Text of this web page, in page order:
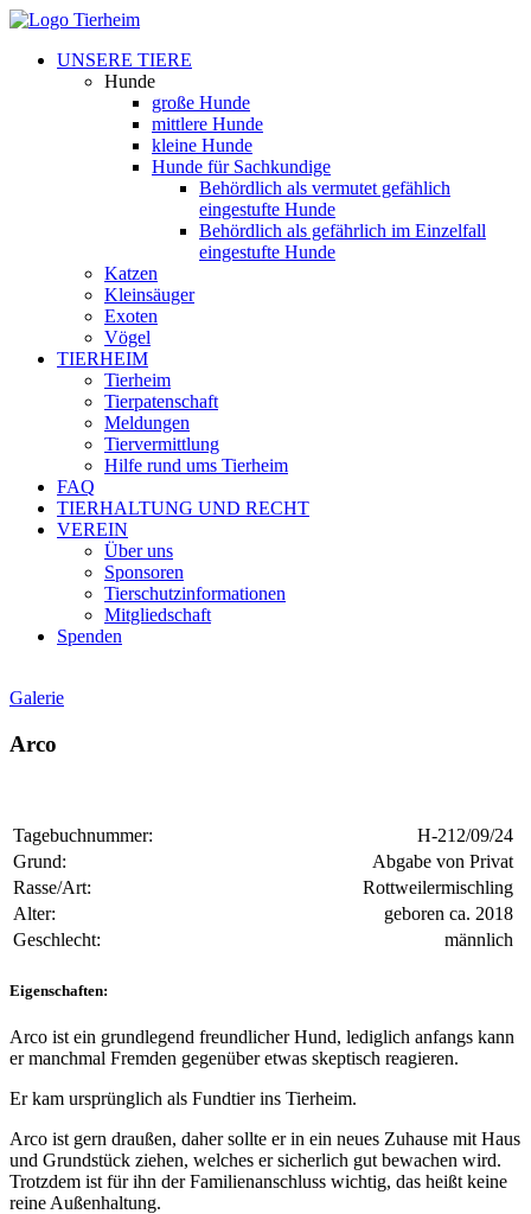
UNSERE TIERE
Hunde
große Hunde
mittlere Hunde
kleine Hunde
Hunde für Sachkundige
Behördlich als vermutet gefählich
eingestufte Hunde
Behördlich als gefährlich im Einzelfall
eingestufte Hunde
Katzen
Kleinsäuger
Exoten
Vögel
TIERHEIM
Tierheim
Tierpatenschaft
Meldungen
Tiervermittlung
Hilfe rund ums Tierheim
FAQ
TIERHALTUNG UND RECHT
VEREIN
Über uns
Sponsoren
Tierschutzinformationen
Mitgliedschaft
Spenden
Galerie
Arco
Tagebuchnummer:
H-212/09/24
Grund:
Abgabe von Privat
Rasse/Art:
Rottweilermischling
Alter:
geboren ca. 2018
Geschlecht:
männlich
Eigenschaften:
Arco ist ein grundlegend freundlicher Hund, lediglich anfangs kann
er manchmal Fremden gegenüber etwas skeptisch reagieren.
Er kam ursprünglich als Fundtier ins Tierheim.
Arco ist gern draußen, daher sollte er in ein neues Zuhause mit Haus
und Grundstück ziehen, welches er sicherlich gut bewachen wird.
Trotzdem ist für ihn der Familienanschluss wichtig, das heißt keine
reine Außenhaltung.